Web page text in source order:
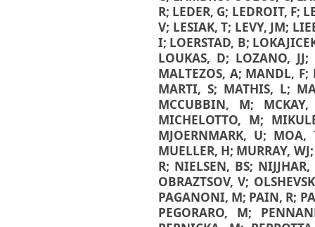
R; LEDER, G; LEDROIT, F;
V; LESIAK, T; LEVY, JM;
I; LOERSTAD, B;
LOUKAS, D; LOZANO, JJ;
MALTEZOS, A; MANDL, F;
MARTI, S; MATHIS, L;
MCCUBBIN, M;
MICHELOTTO, M;
MJOERNMARK, U; MOA,
MUELLER, H; MURRAY, WJ
R; NIELSEN, BS;
OBRAZTSOV, V;
PAGANONI, M; PAIN, R;
PEGORARO, M;